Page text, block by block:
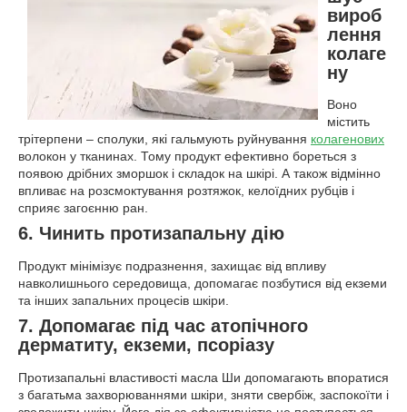
вироб
лення
колаге
ну
Воно
містить
трітерпени – сполуки, які гальмують руйнування колагенових
волокон у тканинах. Тому продукт ефективно бореться з
появою дрібних зморшок і складок на шкірі. А також відмінно
впливає на розсмоктування розтяжок, келоїдних рубців і
сприяє загоєнню ран.
6. Чинить протизапальну дію
Продукт мінімізує подразнення, захищає від впливу
навколишнього середовища, допомагає позбутися від екземи
та інших запальних процесів шкіри.
7. Допомагає під час атопічного
дерматиту, екземи, псоріазу
Протизапальні властивості масла Ши допомагають впоратися
з багатьма захворюваннями шкіри, зняти свербіж, заспокоїти і